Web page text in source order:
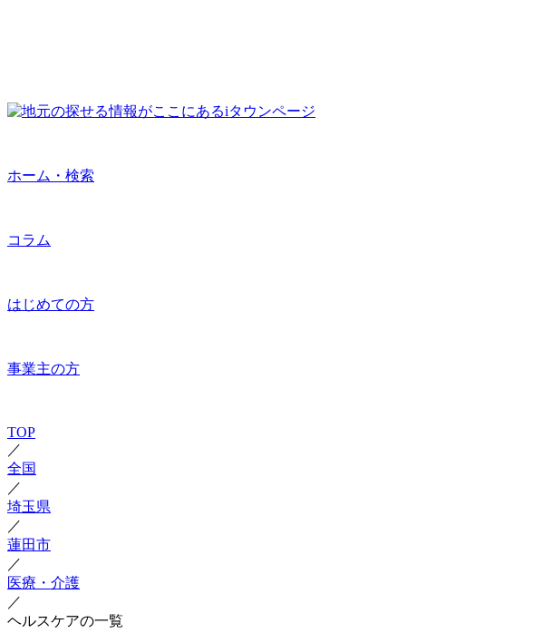
ホーム・検索
コラム
はじめての方
事業主の方
TOP
／
全国
／
埼玉県
／
蓮田市
／
医療・介護
／
ヘルスケアの一覧